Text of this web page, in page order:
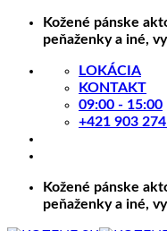
Skip
Kožené pánske
peňaženky a iné,
LOKÁCIA
KONTAKT
09:00 - 15:00
+421 903
Kožené pánske
peňaženky a iné,